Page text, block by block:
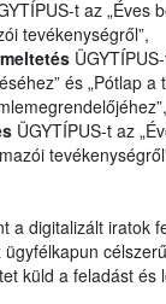
t az „Éves
tevékenységről”,
és „Pótlap a
ÜGYTÍPUS-t az
a digitalizált iratok
küld a feladást és